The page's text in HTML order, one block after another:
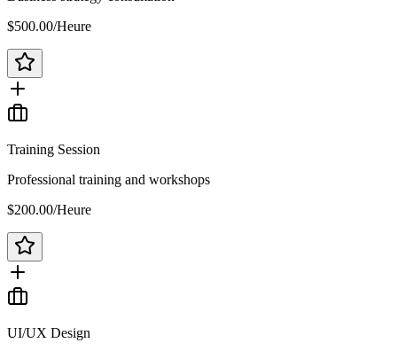
$500.00/Heure
Training Session
Professional training and workshops
$200.00/Heure
UI/UX Design